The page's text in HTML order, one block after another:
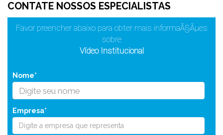
CONTATE NOSSOS ESPECIALISTAS
Favor preencher abaixo para obter mais informaÃ§Ãµes
sobre
Vídeo Institucional
Nome*
Empresa*